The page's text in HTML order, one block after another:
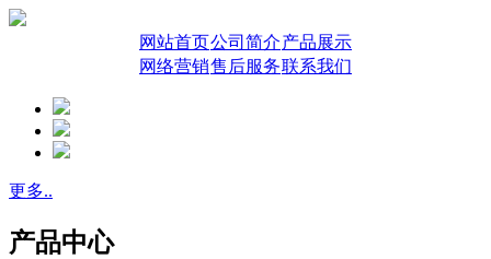
网站首页公司简介产品展示
网络营销售后服务联系我们
更多..
产品中心